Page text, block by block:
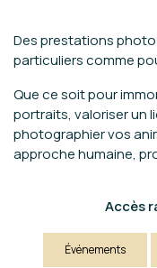
Des prestations
particuliers comme
Que ce soit pour
portraits, valoriser un
photographier vos
approche humaine,
Accès
Événements